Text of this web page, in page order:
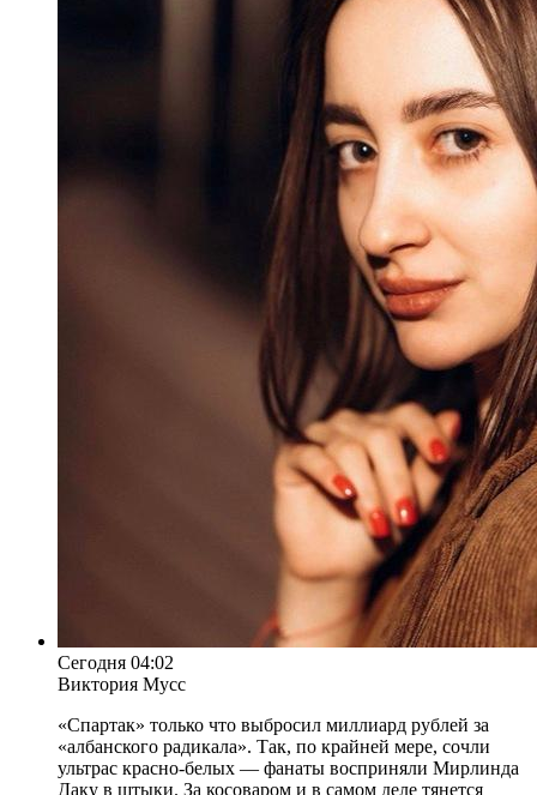
Сегодня 04:02
Виктория Мусс
«Спартак» только что выбросил миллиард рублей за
«албанского радикала». Так, по крайней мере, сочли
ультрас красно-белых — фанаты восприняли Мирлинда
Даку в штыки. За косоваром и в самом деле тянется